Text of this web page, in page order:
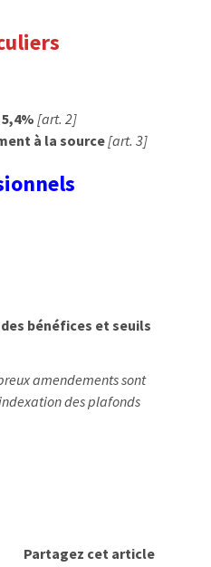
[art. 2]
à la source[art. 3]
bénéfices et seuils
amendements sont
des plafonds
Partagez cet article